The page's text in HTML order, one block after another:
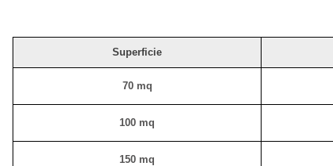
Superficie
70 mq
100 mq
150 mq